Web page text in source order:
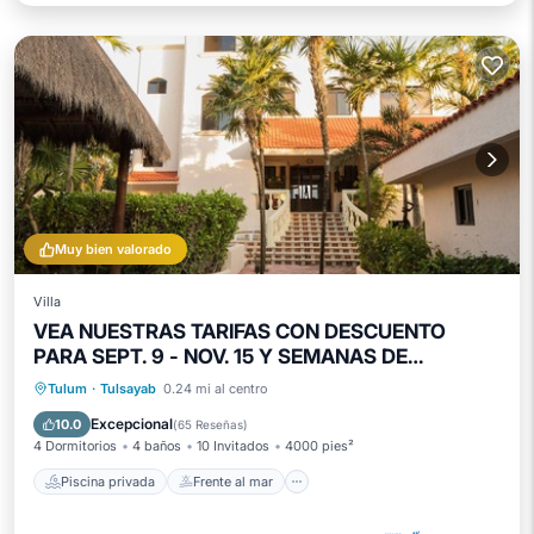
Muy bien valorado
Villa
VEA NUESTRAS TARIFAS CON DESCUENTO
PARA SEPT. 9 - NOV. 15 Y SEMANAS DE
VACACIONES. SOLO 4 DORMITORIOS
Tulum · Tulsayab 0.24 mi al centro
10.0 Excepcional(65 Reseñas)
4 Dormitorios 4 baños 10 Invitados 4000 pies²
Piscina privada Frente al mar
Piscina privada
Frente al mar
Bañera de hidromasaje